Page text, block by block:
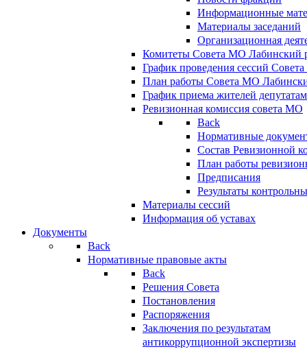
Информационные
Материалы заседаний
Организационная
Комитеты Совета МО Лабинский
График проведения сессий
План работы Совета МО
График приема жителей
Ревизионная комиссия совета МО
Back
Нормативные
Состав Ревизионной
План работы
Предписания
Результаты
Материалы сессий
Информация об уставах
Документы
Back
Нормативные правовые акты
Back
Решения Совета
Постановления
Распоряжения
Заключения по результатам
антикоррупционной экспертизы